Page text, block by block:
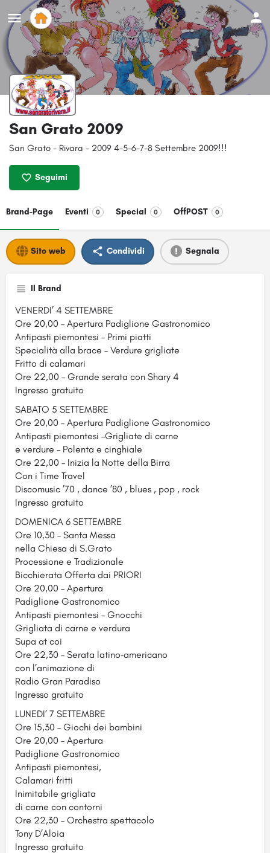
San Grato 2009
San Grato - Rivara - 2009 4-5-6-7-8 Settembre 2009!!!
Seguimi
Brand-Page Eventi 0 Special 0 OffPOST 0
Sito web Condividi Segnala
Il Brand
VENERDI’ 4 SETTEMBRE
Ore 20,00 – Apertura Padiglione Gastronomico
Antipasti piemontesi – Primi piatti
Specialità alla brace – Verdure grigliate
Fritto di calamari
Ore 22,00 – Grande serata con Shary 4
Ingresso gratuito
SABATO 5 SETTEMBRE
Ore 20,00 – Apertura Padiglione Gastronomico
Antipasti piemontesi –Grigliate di carne
e verdure – Polenta e cinghiale
Ore 22,00 – Inizia la Notte della Birra
Con i Time Travel
Discomusic ’70 , dance ’80 , blues , pop , rock
Ingresso gratuito
DOMENICA 6 SETTEMBRE
Ore 10,30 – Santa Messa
nella Chiesa di S.Grato
Processione e Tradizionale
Bicchierata Offerta dai PRIORI
Ore 20,00 – Apertura
Padiglione Gastronomico
Antipasti piemontesi – Gnocchi
Grigliata di carne e verdura
Supa at coi
Ore 22,30 – Serata latino‐americano
con l’animazione di
Radio Gran Paradiso
Ingresso gratuito
LUNEDI’ 7 SETTEMBRE
Ore 15,30 – Giochi dei bambini
Ore 20,00 – Apertura
Padiglione Gastronomico
Antipasti piemontesi,
Calamari fritti
Inimitabile grigliata
di carne con contorni
Ore 22,30 – Orchestra spettacolo
Tony D’Aloia
Ingresso gratuito